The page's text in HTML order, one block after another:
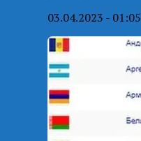
03.04.2023 - 01:05